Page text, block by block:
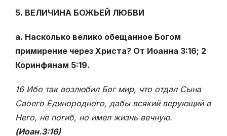
5. ВЕЛИЧИНА БОЖЬЕЙ ЛЮБВИ
а. Насколько велико обещанное Богом
примирение через Христа? От Иоанна 3:16; 2
Коринфянам 5:19.
16 Ибо так возлюбил Бог мир, что отдал Сына
Своего Единородного, дабы всякий верующий в
Него, не погиб, но имел жизнь вечную.
(Иоан.3:16)